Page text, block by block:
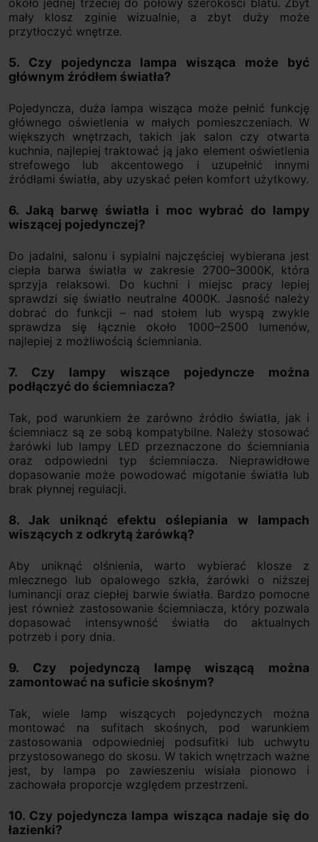
około jednej trzeciej do połowy szerokości blatu. Zbyt
mały klosz zginie wizualnie, a zbyt duży może
przytłoczyć wnętrze.
5. Czy pojedyncza lampa wisząca może być
głównym źródłem światła?
Pojedyncza, duża lampa wisząca może pełnić funkcję
głównego oświetlenia w małych pomieszczeniach. W
większych wnętrzach, takich jak salon czy otwarta
kuchnia, najlepiej traktować ją jako element oświetlenia
strefowego lub akcentowego i uzupełnić innymi
źródłami światła, aby uzyskać pełen komfort użytkowy.
6. Jaką barwę światła i moc wybrać do lampy
wiszącej pojedynczej?
Do jadalni, salonu i sypialni najczęściej wybierana jest
ciepła barwa światła w zakresie 2700–3000K, która
sprzyja relaksowi. Do kuchni i miejsc pracy lepiej
sprawdzi się światło neutralne 4000K. Jasność należy
dobrać do funkcji – nad stołem lub wyspą zwykle
sprawdza się łącznie około 1000–2500 lumenów,
najlepiej z możliwością ściemniania.
7. Czy lampy wiszące pojedyncze można
podłączyć do ściemniacza?
Tak, pod warunkiem że zarówno źródło światła, jak i
ściemniacz są ze sobą kompatybilne. Należy stosować
żarówki lub lampy LED przeznaczone do ściemniania
oraz odpowiedni typ ściemniacza. Nieprawidłowe
dopasowanie może powodować migotanie światła lub
brak płynnej regulacji.
8. Jak uniknąć efektu oślepiania w lampach
wiszących z odkrytą żarówką?
Aby uniknąć olśnienia, warto wybierać klosze z
mlecznego lub opalowego szkła, żarówki o niższej
luminancji oraz ciepłej barwie światła. Bardzo pomocne
jest również zastosowanie ściemniacza, który pozwala
dopasować intensywność światła do aktualnych
potrzeb i pory dnia.
9. Czy pojedynczą lampę wiszącą można
zamontować na suficie skośnym?
Tak, wiele lamp wiszących pojedynczych można
montować na sufitach skośnych, pod warunkiem
zastosowania odpowiedniej podsufitki lub uchwytu
przystosowanego do skosu. W takich wnętrzach ważne
jest, by lampa po zawieszeniu wisiała pionowo i
zachowała proporcje względem przestrzeni.
10. Czy pojedyncza lampa wisząca nadaje się do
łazienki?